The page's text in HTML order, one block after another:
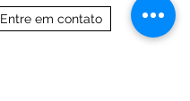
Entre em contato